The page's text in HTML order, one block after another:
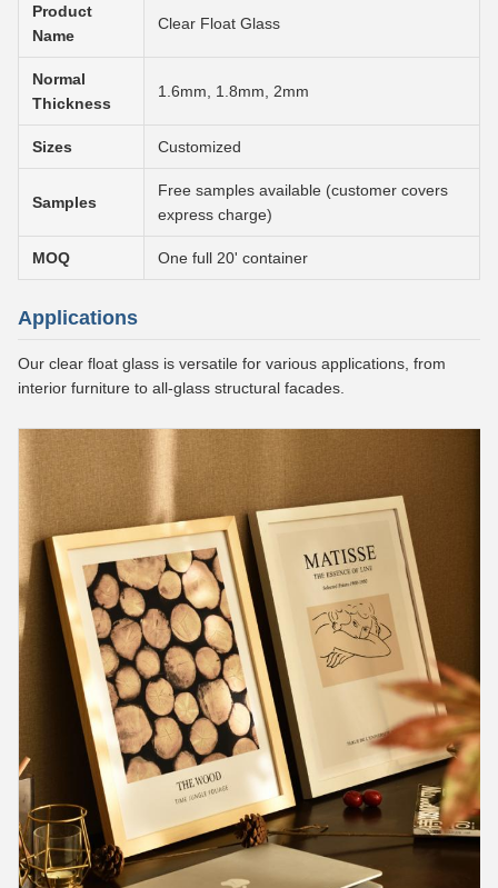
Product
Name
Clear Float Glass
Normal
Thickness
1.6mm, 1.8mm, 2mm
Sizes Customized
Samples
Free samples available (customer covers
express charge)
MOQ One full 20' container
Applications
Our clear float glass is versatile for various applications, from
interior furniture to all-glass structural facades.